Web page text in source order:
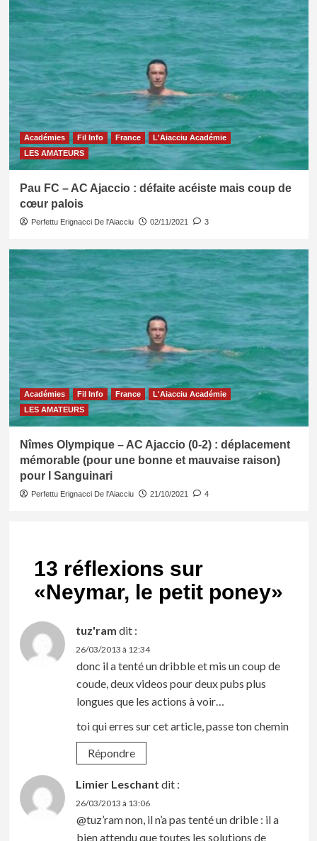
Académies Fil Info France
L'Aiacciu Académie
LES AMATEURS
Pau FC – AC Ajaccio : défaite acéiste mais coup de
cœur palois
Perfettu Erignacci De l'Aiacciu 02/11/2021 3
Académies Fil Info France
L'Aiacciu Académie
LES AMATEURS
Nîmes Olympique – AC Ajaccio (0-2) : déplacement
mémorable (pour une bonne et mauvaise raison)
pour I Sanguinari
Perfettu Erignacci De l'Aiacciu 21/10/2021 4
13 réflexions sur
«Neymar, le petit poney»
tuz'ram dit :
26/03/2013 à 12:34
donc il a tenté un dribble et mis un coup de
coude, deux videos pour deux pubs plus
longues que les actions à voir…
toi qui erres sur cet article, passe ton chemin
Répondre
Limier Leschant dit :
26/03/2013 à 13:06
@tuz’ram non, il n’a pas tenté un drible : il a
bien attendu que toutes les solutions de